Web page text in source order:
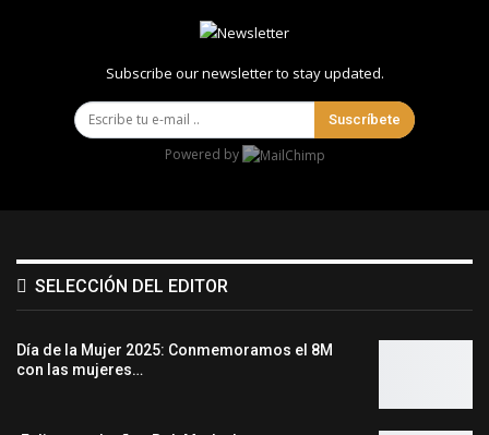
Subscribe our newsletter to stay updated.
Suscríbete
Powered by
SELECCIÓN DEL EDITOR
Día de la Mujer 2025: Conmemoramos el 8M
con las mujeres…